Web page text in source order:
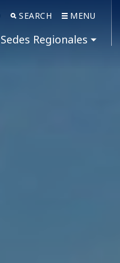
SEARCH MENU
Sedes Regionales